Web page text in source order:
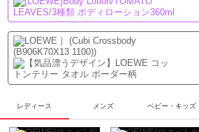
レディース メンズ ベビー・キッズ